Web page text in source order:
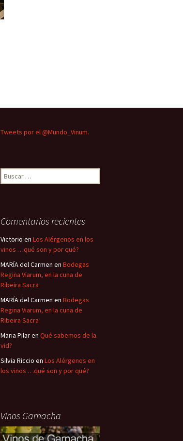
Tweets por el @Mundo_Vinum.
Buscar:
Comentarios recientes
Victorio en Los Alérgenos en los
vinos …qué son y por qué?
MARÍA del Carmen en Bodegas
Regina Viarum, en la cuna de
Ribeira Sacra
MARÍA del Carmen en Bodegas
Regina Viarum, en la cuna de
Ribeira Sacra
Maria Pilaren Qué sabemos de la
vid?
Silvia Riccio en Los Alérgenos en
los vinos …qué son y por qué?
Vinos Garnacha